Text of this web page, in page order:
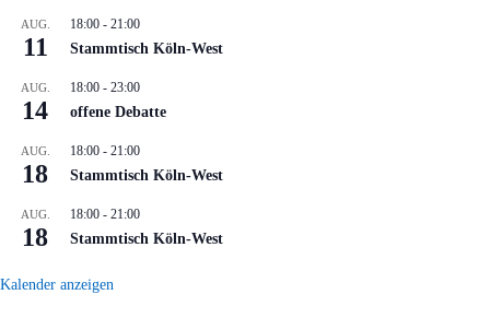
AUG.
11
18:00 - 21:00
Stammtisch Köln-West
AUG.
14
18:00 - 23:00
offene Debatte
AUG.
18
18:00 - 21:00
Stammtisch Köln-West
AUG.
18
18:00 - 21:00
Stammtisch Köln-West
Kalender anzeigen